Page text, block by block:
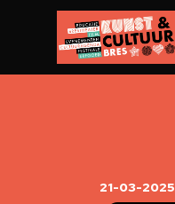
21-03-2025